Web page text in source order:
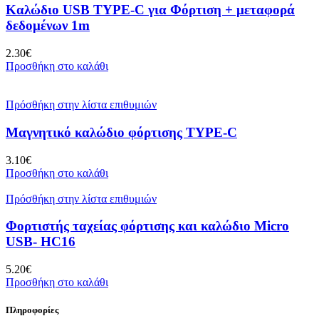
Καλώδιο USB TYPE-C για Φόρτιση + μεταφορά
δεδομένων 1m
2.30€
Προσθήκη στο καλάθι
Πρόσθήκη στην λίστα επιθυμιών
Μαγνητικό καλώδιο φόρτισης TYPE-C
3.10€
Προσθήκη στο καλάθι
Πρόσθήκη στην λίστα επιθυμιών
Φορτιστής ταχείας φόρτισης και καλώδιο Micro
USB- HC16
5.20€
Προσθήκη στο καλάθι
Πληροφορίες